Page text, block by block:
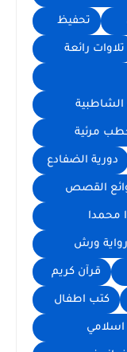
تحفيظ
تلاوات رائعة
الشاطبية
مرئية
دورية الضفادع
القصص
محمدا
ورش
قرآن كريم
كتب اطفال
اسلامي